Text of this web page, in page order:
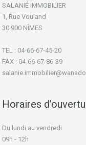
SALANIÉ IMMOBILIER
1, Rue Vouland
30 900 NÎMES
TEL : 04-66-67-45-20
FAX : 04-66-67-86-39
Horaires
Du lundi au vendredi
09h - 12h